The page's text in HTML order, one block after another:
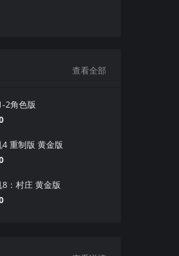
查看全部
2角色版
重制版 黄金版
：村庄 黄金版